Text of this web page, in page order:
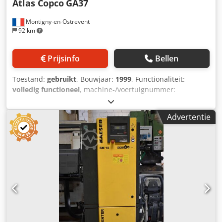
Montigny-en-Ostrevent
92 km
Atlas Copco GA37
Prijsinfo Bellen
Toestand: gebruikt, Bouwjaar: 1999, Functionaliteit:
volledig functioneel, machine-/voertuignummer:
37 kW (50,31 pk)
bar, Uitrusting:Typeplaat beschikbaar, compressor,
persluchtsysteem, De gesmeerde compressor Atlas Copco
GA37 is een krachtige en betrouwbare machine,
ontworpen om optimale prestaties te leveren in
verschillende industriële omgevingen. Dit gebruikte model,
met een vermogen van 37 kW, kan werken met een druk
van 7,5 bar, waardoor het ideaal is voor toepassingen die
een constante druk en energie-efficiëntie vereisen. De
GA37 is vervaardigd door Atlas Copco, een
toonaangevende speler in de industrie van
persluchttoepassingen, en staat bekend om zijn
Advertentie